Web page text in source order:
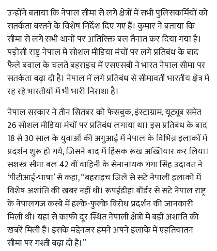
उन्होंने बताया कि नेपाल सीमा से लगे क्षेत्रों में सभी पुलिसकर्मियों को
सतर्कता बरतने के विशेष निर्देश दिए गए हैं। कुमार ने बताया कि
सीमा से लगे सभी थानों पर अतिरिक्त बल तैनात कर दिया गया है।
पड़ोसी राष्ट्र नेपाल में सोशल मीडिया मंचों पर लगे प्रतिबंध के बाद
फैले बवाल के चलते बहराइच में एसएसबी ने भारत नेपाल सीमा पर
सतर्कता बढ़ा दी है। नेपाल में लगे प्रतिबंध से सीमावर्ती भारतीय क्षेत्र में
रह रहे भारतीयों में भी भारी निराशा है।
नेपाल सरकार ने तीन सितंबर को फेसबुक, इंस्टाग्राम, यूट्यूब समेत
26 सोशल मीडिया मंचों पर प्रतिबंध लगाया था। इस प्रतिबंध के बाद
18 से 30 साल के युवाओं की अगुआई में नेपाल के विभिन्न इलाकों में
प्रदर्शन शुरू हो गये, जिसने बाद में हिंसक रूख अख्तियार कर लिया।
सशस्त्र सीमा बल 42 वीं वाहिनी के सेनानायक गंगा सिंह उदावत ने
‘पीटीआई-भाषा’ से कहा, ‘‘बहराइच जिले से सटे नेपाली इलाकों में
विशेष अशांति की खबर नहीं थी। रूपईडीहा बॉर्डर से सटे नेपाल राष्ट्र
के नेपालगंज कस्बे में हल्के-फुल्के विरोध प्रदर्शन की जानकारी
मिली थी। यहां से काफी दूर स्थित नेपाली क्षेत्रों में बड़ी अशांति की
खबरें मिली हैं। इसके मद्देनजर हमने अपने इलाके में एहतियातन
सीमा पर गश्ती बढ़ा दी है।’’